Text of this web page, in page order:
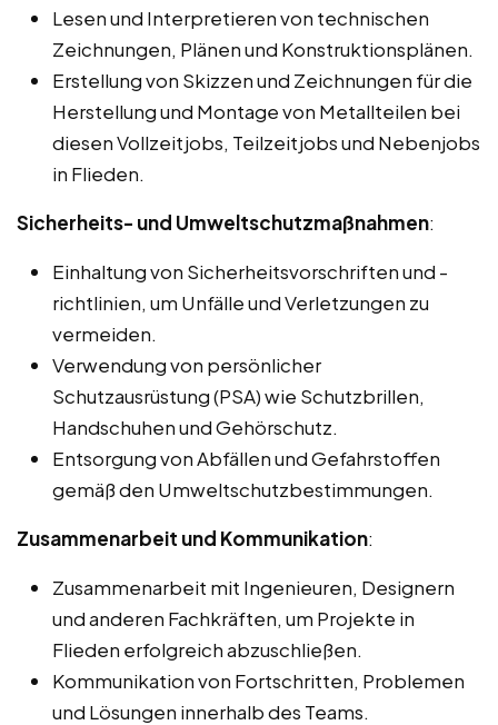
Lesen und Interpretieren von technischen
Zeichnungen, Plänen und Konstruktionsplänen.
Erstellung von Skizzen und Zeichnungen für die
Herstellung und Montage von Metallteilen bei
diesen Vollzeitjobs, Teilzeitjobs und Nebenjobs
in Flieden.
Sicherheits- und Umweltschutzmaßnahmen:
Einhaltung von Sicherheitsvorschriften und -
richtlinien, um Unfälle und Verletzungen zu
vermeiden.
Verwendung von persönlicher
Schutzausrüstung (PSA) wie Schutzbrillen,
Handschuhen und Gehörschutz.
Entsorgung von Abfällen und Gefahrstoffen
gemäß den Umweltschutzbestimmungen.
Zusammenarbeit und Kommunikation:
Zusammenarbeit mit Ingenieuren, Designern
und anderen Fachkräften, um Projekte in
Flieden erfolgreich abzuschließen.
Kommunikation von Fortschritten, Problemen
und Lösungen innerhalb des Teams.